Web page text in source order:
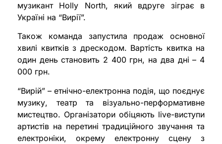
музикант Holly North, який вдруге зіграє в
Україні на “Вирії”.
Також команда запустила продаж основної
хвилі квитків з дрескодом. Вартість квитка на
один день становить 2 400 грн, на два дні – 4
000 грн.
“Вирій” – етнічно-електронна подія, що поєднує
музику, театр та візуально-перформативне
мистецтво. Організатори обіцяють live-виступи
артистів на перетині традиційного звучання та
електроніки, окрему електронну сцену з